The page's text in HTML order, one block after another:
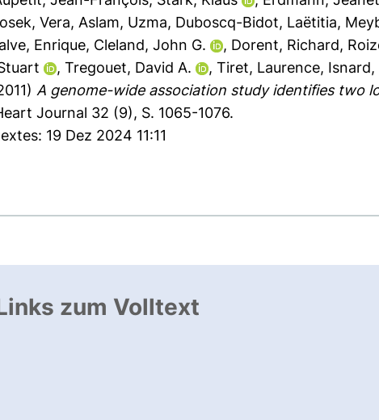
Vera,Aslam, Uzma, Duboscq-Bidot, Laëtitia,
Enrique, Cleland, John G. , Dorent, Richard,
,Tregouet, David A. ,Tiret, Laurence, Isnard,
A genome-wide association study identifies two
Journal 32 (9), S. 1065-1076.
19 Dez 2024 11:11
zum Volltext
öffnet neues Fenster